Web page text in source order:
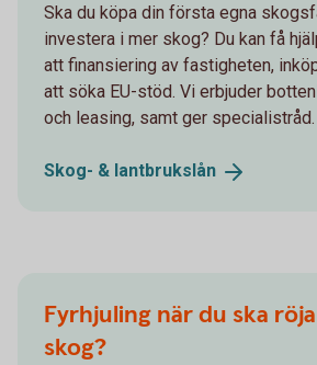
Ska du köpa din första egna
investera i mer skog? Du kan få
att finansiering av fastigheten,
att söka EU-stöd. Vi erbjuder
och leasing, samt ger specialistråd.
Skog- & lantbrukslån
Fyrhjuling när du ska
skog?